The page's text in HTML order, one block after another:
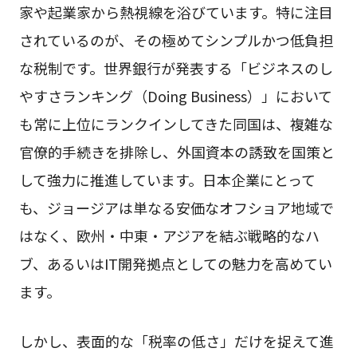
家や起業家から熱視線を浴びています。特に注目
されているのが、その極めてシンプルかつ低負担
な税制です。世界銀行が発表する「ビジネスのし
やすさランキング（Doing Business）」において
も常に上位にランクインしてきた同国は、複雑な
官僚的手続きを排除し、外国資本の誘致を国策と
して強力に推進しています。日本企業にとって
も、ジョージアは単なる安価なオフショア地域で
はなく、欧州・中東・アジアを結ぶ戦略的なハ
ブ、あるいはIT開発拠点としての魅力を高めてい
ます。
しかし、表面的な「税率の低さ」だけを捉えて進